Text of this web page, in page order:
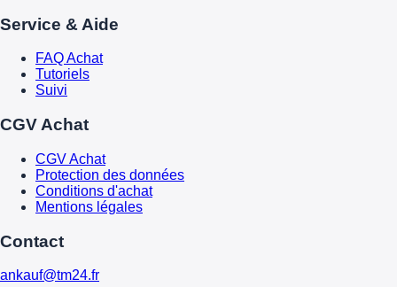
Service & Aide
FAQ Achat
Tutoriels
Suivi
CGV Achat
CGV Achat
Protection des données
Conditions d'achat
Mentions légales
Contact
ankauf@tm24.fr